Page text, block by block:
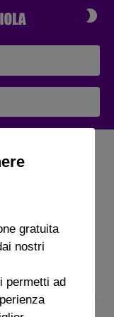
gratuita
nostri
permetti ad